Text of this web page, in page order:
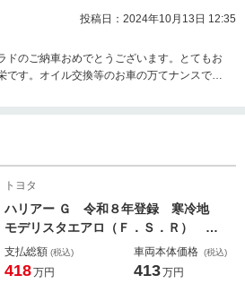
投稿日：2024年10月13日 12:35
ドのご納車おめでとうございます。とてもお
す。オイル交換等のお車の万てナンスでも
トヨタ
ハリアー Ｇ 令和８年登録 寒冷地
モデリスタエアロ（Ｆ．Ｓ．Ｒ） Ｐ
ＶＭ ＢＳＭ シートヒーター ステ
アリングヒーター デジタルミラー
支払総額 (税込)
418万円
車両本体価格 (税込)
413万円